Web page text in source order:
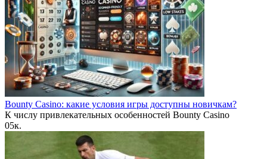
Bounty Casino: какие условия игры доступны новичкам?
К числу привлекательных особенностей Bounty Casino
05к.